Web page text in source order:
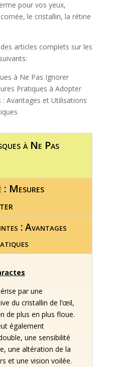
pour vos yeux,
le cristallin, la rétine
articles complets sur les
à Ne Pas Ignorer
Pratiques à Adopter
Avantages et Utilisations
à Ne Pas
: Mesures
: Avantages
par une
du cristallin de l’œil,
de plus en plus floue.
également
une sensibilité
une altération de la
et une vision voilée.